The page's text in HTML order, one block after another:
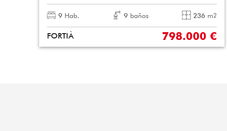
9 Hab. 9 baños 236 m2
FORTIÀ 798.000 €